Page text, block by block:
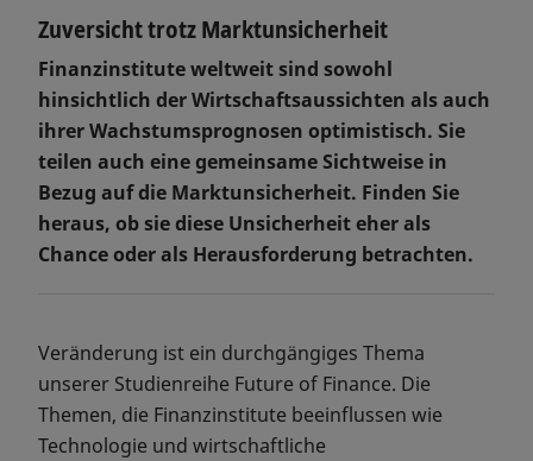
Zuversicht trotz Marktunsicherheit
Finanzinstitute weltweit sind sowohl
hinsichtlich der Wirtschaftsaussichten als auch
ihrer Wachstumsprognosen optimistisch. Sie
teilen auch eine gemeinsame Sichtweise in
Bezug auf die Marktunsicherheit. Finden Sie
heraus, ob sie diese Unsicherheit eher als
Chance oder als Herausforderung betrachten.
Veränderung ist ein durchgängiges Thema
unserer Studienreihe Future of Finance. Die
Themen, die Finanzinstitute beeinflussen wie
Technologie und wirtschaftliche